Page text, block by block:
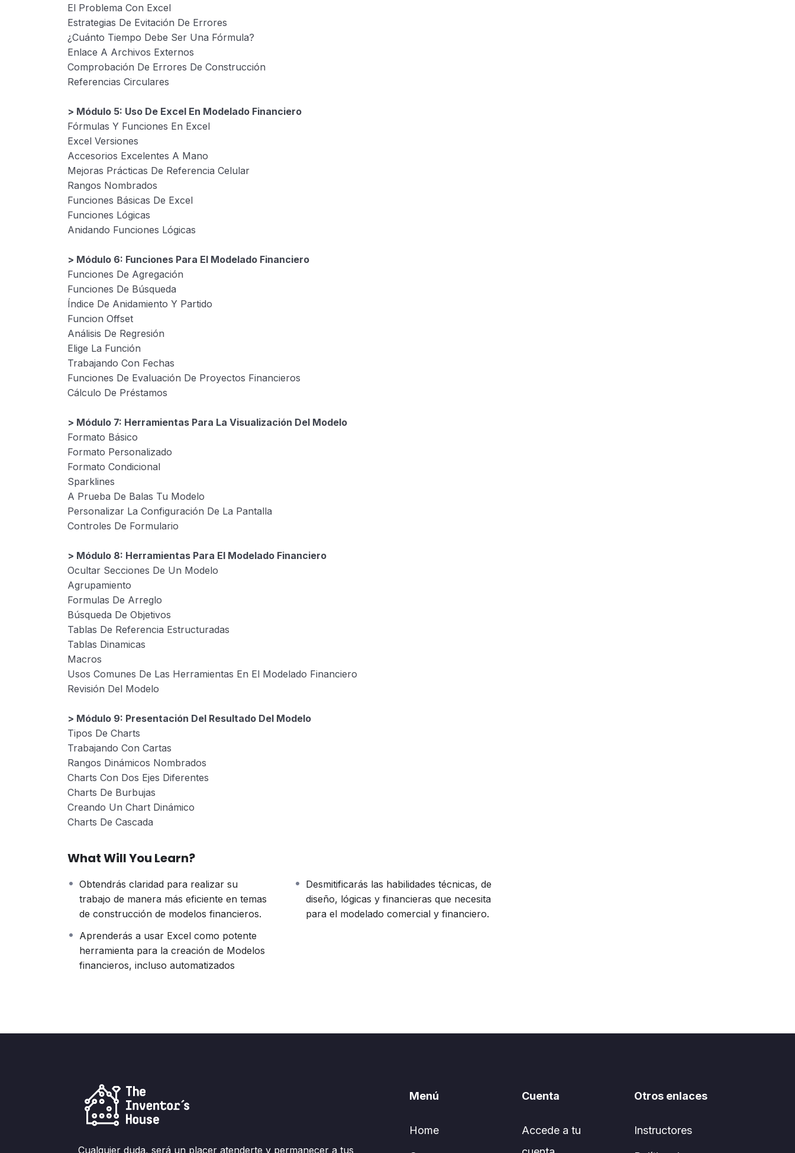
El Problema Con Excel
Estrategias De Evitación De Errores
¿Cuánto Tiempo Debe Ser Una Fórmula?
Enlace A Archivos Externos
Comprobación De Errores De Construcción
Referencias Circulares
> Módulo 5: Uso De Excel En Modelado Financiero
Fórmulas Y Funciones En Excel
Excel Versiones
Accesorios Excelentes A Mano
Mejoras Prácticas De Referencia Celular
Rangos Nombrados
Funciones Básicas De Excel
Funciones Lógicas
Anidando Funciones Lógicas
> Módulo 6: Funciones Para El Modelado Financiero
Funciones De Agregación
Funciones De Búsqueda
Índice De Anidamiento Y Partido
Funcion Offset
Análisis De Regresión
Elige La Función
Trabajando Con Fechas
Funciones De Evaluación De Proyectos Financieros
Cálculo De Préstamos
> Módulo 7: Herramientas Para La Visualización Del Modelo
Formato Básico
Formato Personalizado
Formato Condicional
Sparklines
A Prueba De Balas Tu Modelo
Personalizar La Configuración De La Pantalla
Controles De Formulario
> Módulo 8: Herramientas Para El Modelado Financiero
Ocultar Secciones De Un Modelo
Agrupamiento
Formulas De Arreglo
Búsqueda De Objetivos
Tablas De Referencia Estructuradas
Tablas Dinamicas
Macros
Usos Comunes De Las Herramientas En El Modelado Financiero
Revisión Del Modelo
> Módulo 9: Presentación Del Resultado Del Modelo
Tipos De Charts
Trabajando Con Cartas
Rangos Dinámicos Nombrados
Charts Con Dos Ejes Diferentes
Charts De Burbujas
Creando Un Chart Dinámico
Charts De Cascada
What Will You Learn?
Obtendrás claridad para realizar su
trabajo de manera más eficiente en temas
de construcción de modelos financieros.
Desmitificarás las habilidades técnicas, de
diseño, lógicas y financieras que necesita
para el modelado comercial y financiero.
Aprenderás a usar Excel como potente
herramienta para la creación de Modelos
financieros, incluso automatizados
Cualquier duda, será un placer atenderte y permanecer a tus
Menú
Home
Cuenta
Accede a tu
Otros enlaces
Instructores